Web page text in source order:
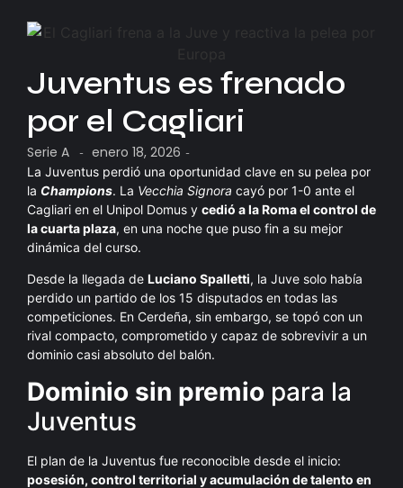
Juventus es frenado
por el Cagliari
Serie A - enero 18, 2026 -
La Juventus perdió una oportunidad clave en su pelea por
la Champions. La Vecchia Signora cayó por 1-0 ante el
Cagliari en el Unipol Domus y cedió a la Roma el control de
la cuarta plaza, en una noche que puso fin a su mejor
dinámica del curso.
Desde la llegada de Luciano Spalletti, la Juve solo había
perdido un partido de los 15 disputados en todas las
competiciones. En Cerdeña, sin embargo, se topó con un
rival compacto, comprometido y capaz de sobrevivir a un
dominio casi absoluto del balón.
Dominio sin premio para la
Juventus
El plan de la Juventus fue reconocible desde el inicio:
posesión, control territorial y acumulación de talento en